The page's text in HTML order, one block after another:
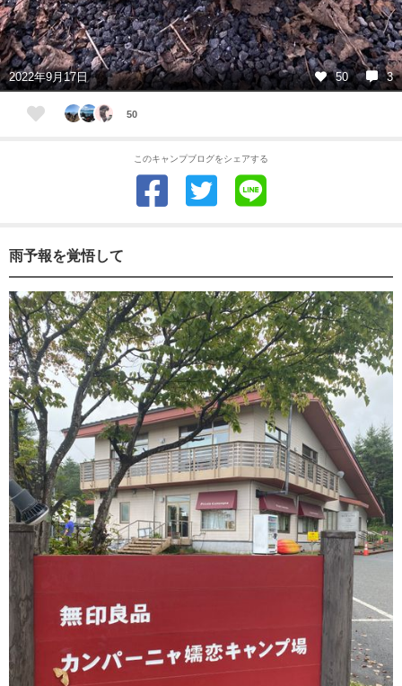
2022年9月17日 50 3
50
このキャンプブログをシェアする
雨予報を覚悟して